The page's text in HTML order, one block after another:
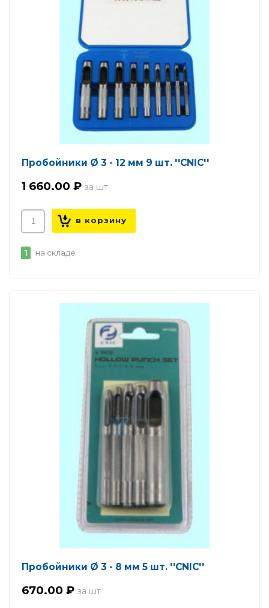
Пробойники Ø 3 - 12 мм 9 шт. ''CNIC''
1 660.00 ₽
1 на складе
Пробойники Ø 3 - 8 мм 5 шт. ''CNIC''
670.00 ₽